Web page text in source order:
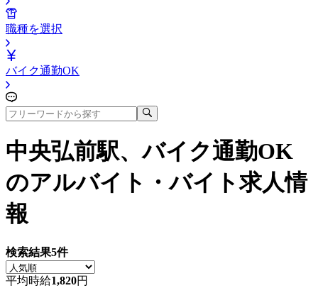
職種を選択
バイク通勤OK
中央弘前駅、バイク通勤OK
のアルバイト・バイト求人情
報
検索結果5件
平均時給1,820円